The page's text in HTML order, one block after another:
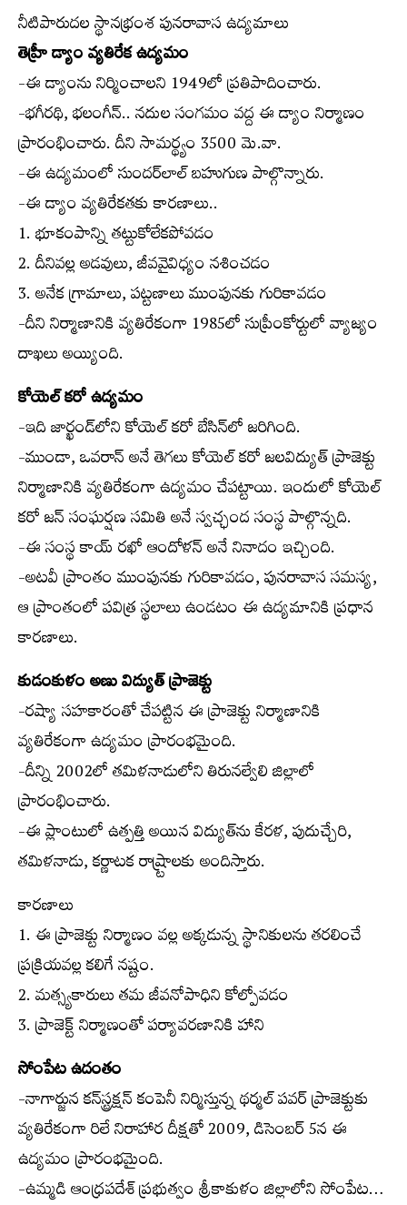
నీటిపారుదల స్థానభ్రంశ పునరావాస ఉద్యమాలు
తెహ్రీ డ్యాం వ్యతిరేక ఉద్యమం
-ఈ డ్యాంను నిర్మించాలని 1949లో ప్రతిపాదించారు.
-భగీరథి, భలంగీన్.. నదుల సంగమం వద్ద ఈ డ్యాం నిర్మాణం
ప్రారంభించారు. దీని సామర్థ్యం 3500 మె.వా.
-ఈ ఉద్యమంలో సుందర్‌లాల్ బహుగుణ పాల్గొన్నారు.
-ఈ డ్యాం వ్యతిరేకతకు కారణాలు..
1. భూకంపాన్ని తట్టుకోలేకపోవడం
2. దీనివల్ల అడవులు, జీవవైవిధ్యం నశించడం
3. అనేక గ్రామాలు, పట్టణాలు ముంపునకు గురికావడం
-దీని నిర్మాణానికి వ్యతిరేకంగా 1985లో సుప్రీంకోర్టులో వ్యాజ్యం
దాఖలు అయ్యింది.
కోయెల్ కరో ఉద్యమం
-ఇది జార్ఖండ్‌లోని కోయెల్ కరో బేసిన్‌లో జరిగింది.
-ముండా, ఒవరాన్ అనే తెగలు కోయెల్ కరో జలవిద్యుత్ ప్రాజెక్టు
నిర్మాణానికి వ్యతిరేకంగా ఉద్యమం చేపట్టాయి. ఇందులో కోయెల్
కరో జన్ సంఘర్షణ సమితి అనే స్వచ్ఛంద సంస్థ పాల్గొన్నది.
-ఈ సంస్థ కాయ్ రఖో ఆందోళన్ అనే నినాదం ఇచ్చింది.
-అటవీ ప్రాంతం ముంపునకు గురికావడం, పునరావాస సమస్య,
ఆ ప్రాంతంలో పవిత్ర స్థలాలు ఉండటం ఈ ఉద్యమానికి ప్రధాన
కారణాలు.
కుడంకుళం అణు విద్యుత్ ప్రాజెక్టు
-రష్యా సహకారంతో చేపట్టిన ఈ ప్రాజెక్టు నిర్మాణానికి
వ్యతిరేకంగా ఉద్యమం ప్రారంభమైంది.
-దీన్ని 2002లో తమిళనాడులోని తిరునల్వేలి జిల్లాలో
ప్రారంభించారు.
-ఈ ప్లాంటులో ఉత్పత్తి అయిన విద్యుత్‌ను కేరళ, పుదుచ్చేరి,
తమిళనాడు, కర్ణాటక రాష్ర్టాలకు అందిస్తారు.
కారణాలు
1. ఈ ప్రాజెక్టు నిర్మాణం వల్ల అక్కడున్న స్థానికులను తరలించే
ప్రక్రియవల్ల కలిగే నష్టం.
2. మత్స్యకారులు తమ జీవనోపాధిని కోల్పోవడం
3. ప్రాజెక్ట్ నిర్మాణంతో పర్యావరణానికి హాని
సోంపేట ఉదంతం
-నాగార్జున కన్‌స్ట్రక్షన్ కంపెనీ నిర్మిస్తున్న థర్మల్ పవర్ ప్రాజెక్టుకు
వ్యతిరేకంగా రిలే నిరాహార దీక్షతో 2009, డిసెంబర్ 5న ఈ
ఉద్యమం ప్రారంభమైంది.
-ఉమ్మడి ఆంధ్రపదేశ్ ప్రభుత్వం శ్రీకాకుళం జిల్లాలోని సోంపేట…